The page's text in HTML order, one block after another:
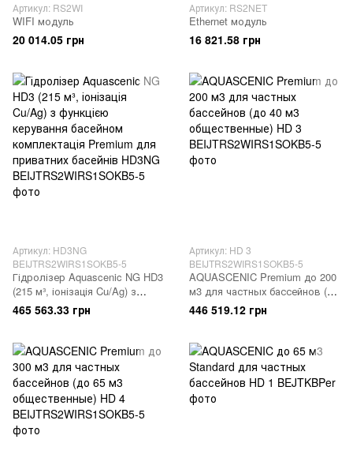
Артикул: RS2WI
WIFI модуль
20 014.05 грн
Артикул: RS2NET
Ethernet модуль
16 821.58 грн
Артикул: HD3NG
BEIJTRS2WIRS1SOKB5-5
Гідролізер Aquascenic NG HD3
(215 м³, іонізація Cu/Ag) з
функцією керування басейном
комплектація Premium для
465 563.33 грн
Артикул: HD 3
BEIJTRS2WIRS1SOKB5-5
AQUASCENIC Premium до 200
м3 для частных бассейнов (до
40 м3 общественные)
446 519.12 грн